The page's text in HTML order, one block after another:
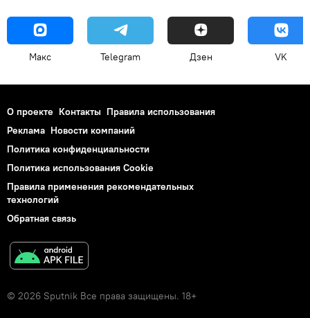
Макс Telegram Дзен VK
О проекте Контакты Правила использования
Реклама Новости компаний
Политика конфиденциальности
Политика использования Cookie
Правила применения рекомендательных
технологий
Обратная связь
© 2026 Sputnik Все права защищены. 18+